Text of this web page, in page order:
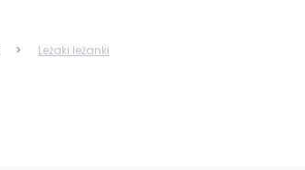
Leżaki leżanki